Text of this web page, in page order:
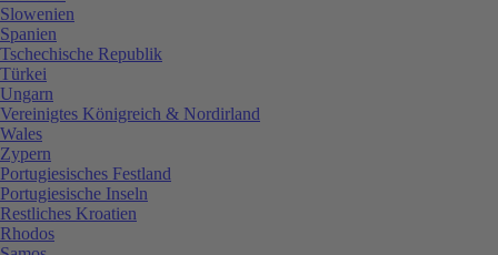
Slowenien
Spanien
Tschechische Republik
Türkei
Ungarn
Vereinigtes Königreich & Nordirland
Wales
Zypern
Portugiesisches Festland
Portugiesische Inseln
Restliches Kroatien
Rhodos